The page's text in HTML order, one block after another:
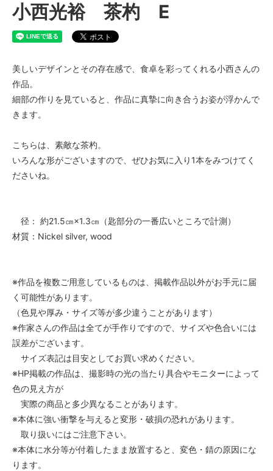
小西光裕 茶杓 E
美しいデザインとその存在感で、食卓を彩ってくれる小西さんの
作品。
細部の作りを見ていると、作品に真摯に向き合うお姿が浮かんで
きます。
こちらは、素敵な茶杓。
いろんな形がございますので、ぜひお気に入り1本をみつけてく
ださいね。
径： 約21.5㎝×1.3㎝（匙部分の一番広いところで計測）
材質：Nickel silver, wood
※作品を複数ご用意しているものは、掲載作品以外がお手元に届
く可能性があります。
（色見や厚み・サイズ等が多少違うことがあります）
※作家さんの作品は全てが手作りですので、サイズや色合いには
誤差がございます。
サイズ表記は目安としてお買い求めください。
※HP掲載の作品は、撮影時の光の当たり具合やモニターによって
色の見え方が
実際の商品と多少異なることがあります。
※本体に強い衝撃を与えると変形・破損の恐れがあります。
取り扱いにはご注意下さい。
※本体に水分等が付着したまま放置すると、変色・錆の原因にな
ります。